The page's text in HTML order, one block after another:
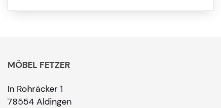
MÖBEL FETZER
In Rohräcker 1
78554 Aldingen